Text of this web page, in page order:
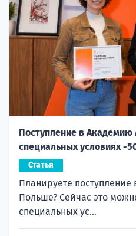
Поступление в Академию
специальных условиях -
Статья
Планируете поступление
Польше? Сейчас это
специальных ус...